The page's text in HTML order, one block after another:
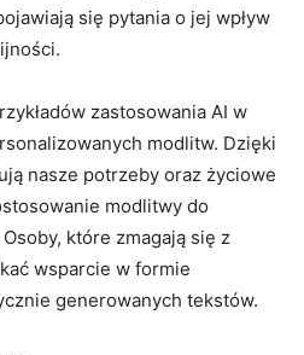
się pytania o jej wpływ
zastosowania AI w
modlitw. Dzięki
nasze potrzeby oraz życiowe
modlitwy do
które zmagają się z
wsparcie w formie
generowanych tekstów.